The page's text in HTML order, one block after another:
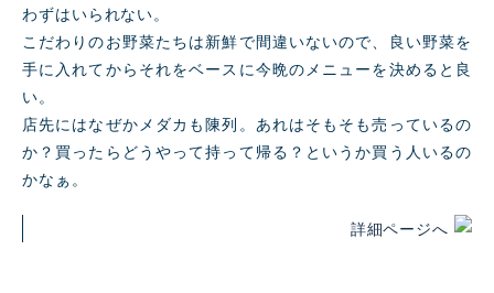
わずはいられない。
こだわりのお野菜たちは新鮮で間違いないので、良い野菜を
手に入れてからそれをベースに今晩のメニューを決めると良
い。
店先にはなぜかメダカも陳列。あれはそもそも売っているの
か？買ったらどうやって持って帰る？というか買う人いるの
かなぁ。
詳細ページへ